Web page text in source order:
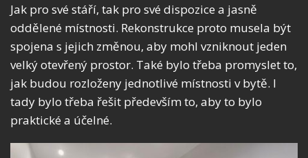
Jak pro své stáří, tak pro své dispozice a jasně
oddělené místnosti. Rekonstrukce proto musela být
spojena s jejich změnou, aby mohl vzniknout jeden
velký otevřený prostor. Také bylo třeba promyslet to,
jak budou rozloženy jednotlivé místnosti v bytě. I
tady bylo třeba řešit především to, aby to bylo
praktické a účelné.